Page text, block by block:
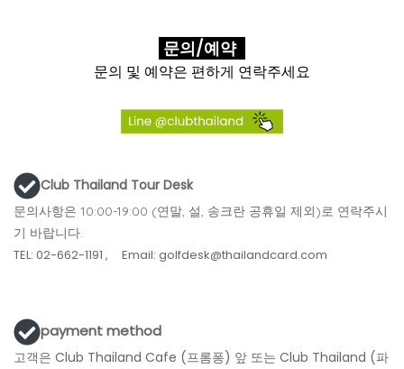
문의/예약
문의 및 예약은 편하게 연락주세요
Club Thailand Tour Desk
문의사항은 10:00-19:00 (연말, 설, 송크란 공휴일 제외)로 연락주시
기 바랍니다.
TEL: 02-662-1191 , Email: golfdesk@thailandcard.com
payment method
고객은 Club Thailand Cafe (프롬퐁) 앞 또는 Club Thailand (파